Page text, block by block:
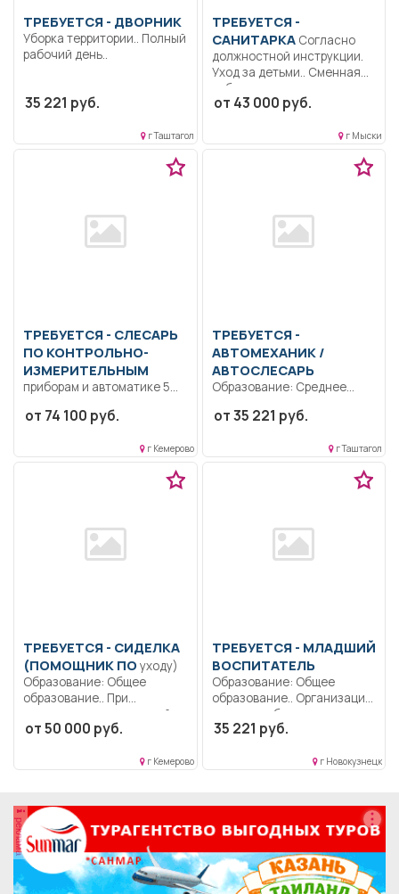
ТРЕБУЕТСЯ - ДВОРНИК
Уборка территории.. Полный
рабочий день..
35 221 руб.
г Таштагол
ТРЕБУЕТСЯ -
САНИТАРКАСогласно
должностной инструкции.
Уход за детьми.. Сменная
работа..
от 43 000 руб.
г Мыски
ТРЕБУЕТСЯ - СЛЕСАРЬ
ПО КОНТРОЛЬНО-
ИЗМЕРИТЕЛЬНЫМ
приборам и автоматике 5
Образование: Среднее
Проведение ремонта...
от 74 100 руб.
г Кемерово
ТРЕБУЕТСЯ -
АВТОМЕХАНИК /
АВТОСЛЕСАРЬ
Образование: Среднее
образование.. Проводит
от 35 221 руб.
г Таштагол
ТРЕБУЕТСЯ - CИДЕЛКА
(ПОМОЩНИК ПО уходу)
Образование: Общее
образование.. При
осуществлении трудовой
функции приготовление
от 50 000 руб.
г Кемерово
ТРЕБУЕТСЯ - МЛАДШИЙ
ВОСПИТАТЕЛЬ
Образование: Общее
образование.. Организация
питания, уборка
помещений.. Полный
35 221 руб.
г Новокузнецк
реклама